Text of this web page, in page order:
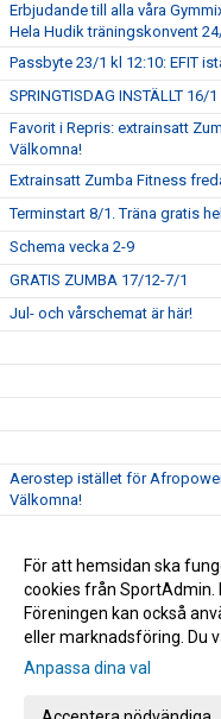
Erbjudande till alla våra
Hela Hudik träningskonvent
Passbyte 23/1 kl 12:10: EFIT
SPRINGTISDAG INSTÄLLT 16/1
Favorit i Repris: extrainsatt
Välkomna!
Extrainsatt Zumba Fitness
Terminstart 8/1. Träna gratis
Schema vecka 2-9
GRATIS ZUMBA 17/12-7/1
Jul- och vårschemat är här!
Aerostep istället för
Välkomna!
Prova på Pilates gratis i 6
Gå till
För att hemsidan ska
cookies från SportAdmin.
Föreningen kan också
eller marknadsföring. Du
Anpassa dina val